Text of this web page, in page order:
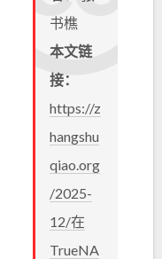
书樵
本文链
接：
https://z
hangshu
qiao.org
/2025-
12/在
TrueNA